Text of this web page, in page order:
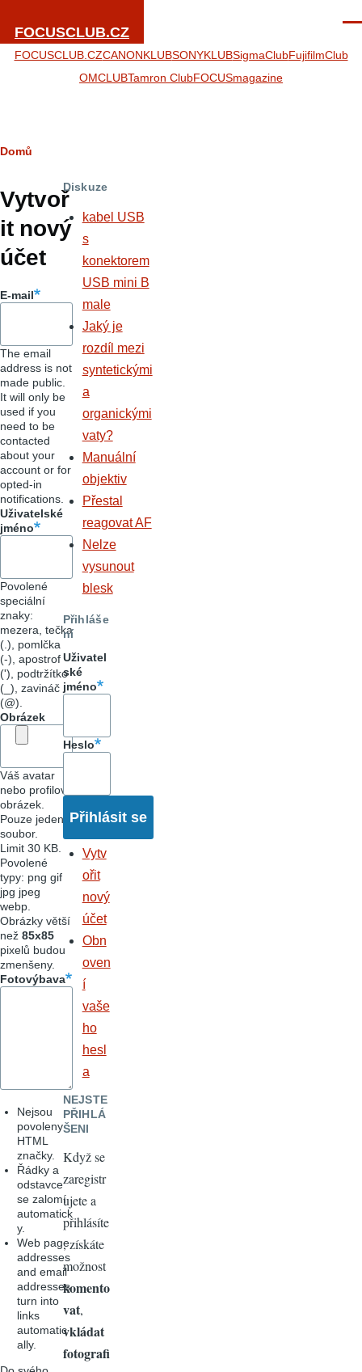
FOCUSCLUB.CZ
FOCUSCLUB.CZCANONKLUBSONYKLUBSigmaClubFujifilmClub
OMCLUBTamron ClubFOCUSmagazine
Hlavní
záložky
Drobečková
navigace
Domů
Vytvoř
it nový
účet
E-mail
The email
address is not
made public.
It will only be
used if you
need to be
contacted
about your
account or for
opted-in
notifications.
Uživatelské
jméno
Povolené
speciální
znaky:
mezera, tečka
(.), pomlčka
(-), apostrof
('), podtržítko
(_), zavináč
(@).
Obrázek
Váš avatar
nebo profilový
obrázek.
Pouze jeden
soubor.
Limit 30 KB.
Povolené
typy: png gif
jpg jpeg
webp.
Obrázky větší
než 85x85
pixelů budou
zmenšeny.
Fotovýbava
Nejsou
povoleny
HTML
značky.
Řádky a
odstavce
se zalomí
automatick
y.
Web page
addresses
and email
addresses
turn into
links
automatic
ally.
Diskuze
kabel USB
s
konektorem
USB mini B
male
Jaký je
rozdíl mezi
syntetickými
a
organickými
vaty?
Manuální
objektiv
Přestal
reagovat AF
Nelze
vysunout
blesk
Přihláše
ní
Uživatel
ské
jméno
Heslo
Vytv
ořit
nový
účet
Obn
oven
í
vaše
ho
hesl
a
NEJSTE
PŘIHLÁ
ŠENI
Když se
zaregistr
ujete a
přihlásíte
, získáte
možnost
komento
vat,
vkládat
fotografi